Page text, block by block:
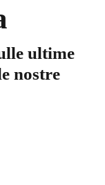
ultime
nostre